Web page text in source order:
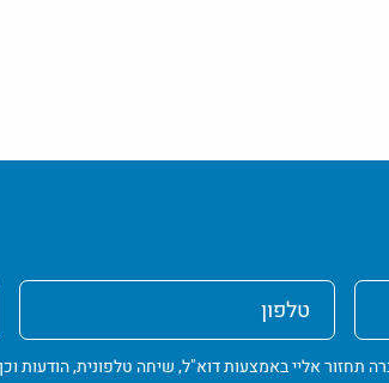
טלפון
אליי באמצעות דוא"ל, שיחה טלפונית, הודעות